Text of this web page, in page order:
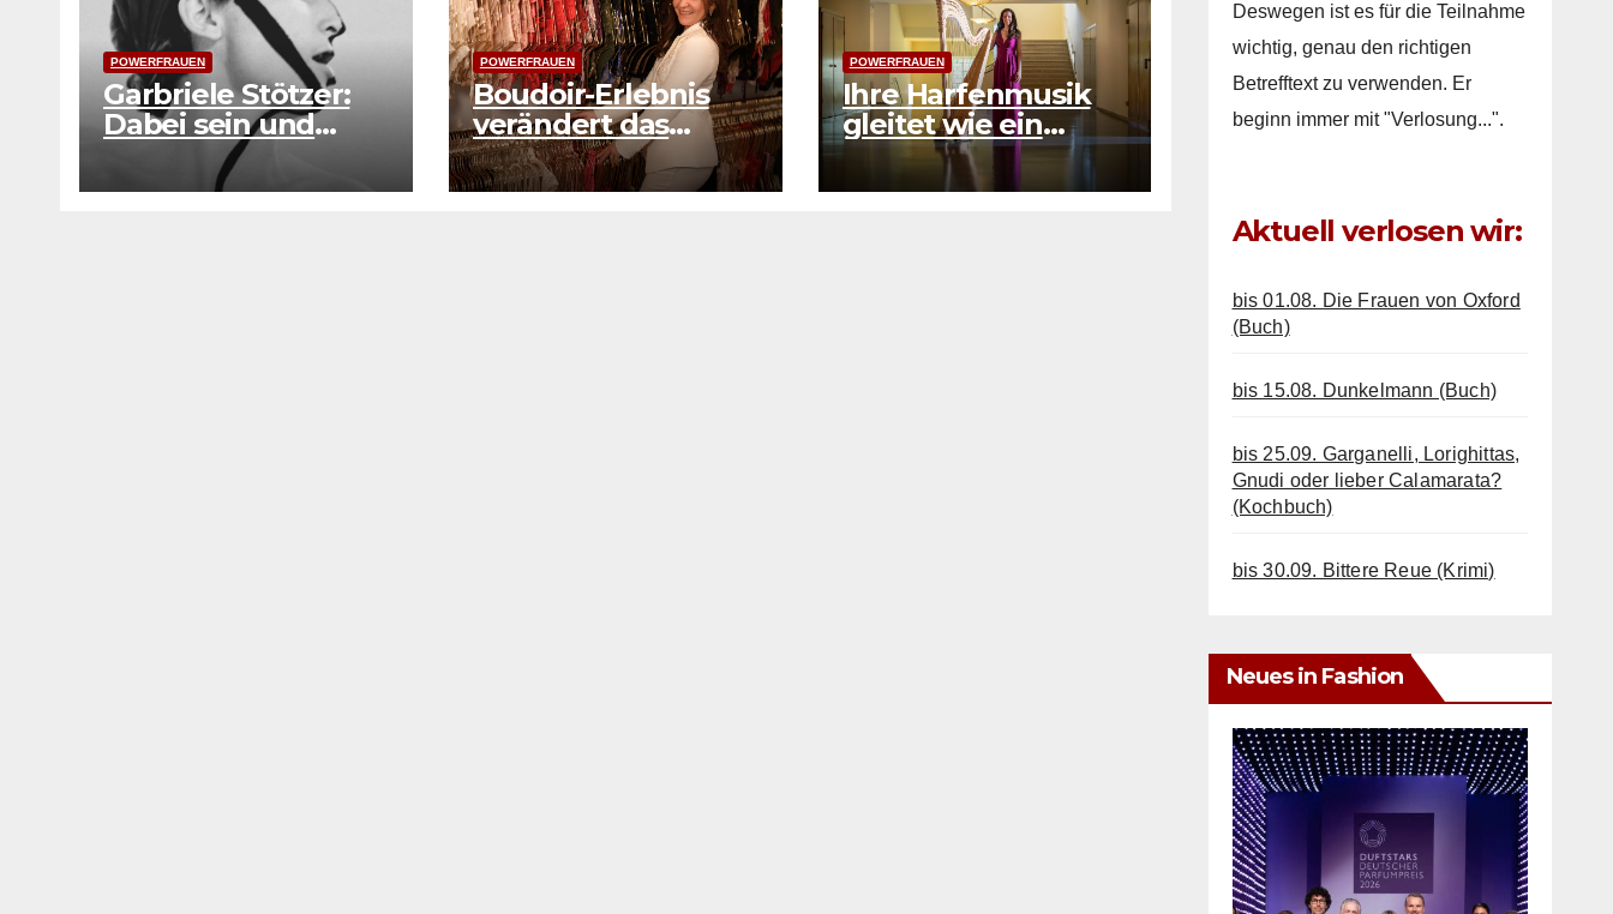
POWERFRAUEN
Garbriele Stötzer:
Dabei sein und
nicht schweigen
POWERFRAUEN
Boudoir-Erlebnis
verändert das
Selbstbild
POWERFRAUEN
Ihre Harfenmusik
gleitet wie ein
Sonnenstrahl übers
Wasser
Deswegen ist es für die Teilnahme
wichtig, genau den richtigen
Betrefftext zu verwenden. Er
beginn immer mit "Verlosung...".
Aktuell verlosen wir:
bis 01.08. Die Frauen von Oxford
(Buch)
bis 15.08. Dunkelmann (Buch)
bis 25.09. Garganelli, Lorighittas,
Gnudi oder lieber Calamarata?
(Kochbuch)
bis 30.09. Bittere Reue (Krimi)
Neues in Fashion